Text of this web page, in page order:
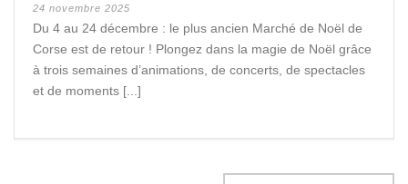
24 novembre 2025
Du 4 au 24 décembre : le plus ancien Marché de Noël de
Corse est de retour ! Plongez dans la magie de Noël grâce
à trois semaines d’animations, de concerts, de spectacles
et de moments [...]